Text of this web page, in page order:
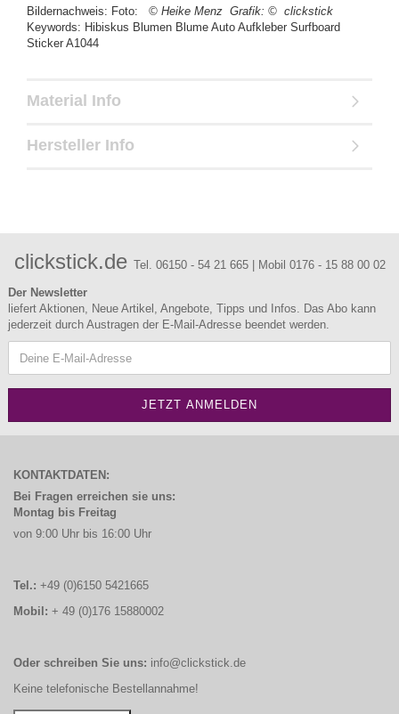
Bildernachweis: Foto: © Heike Menz Grafik: © clickstick
Keywords: Hibiskus Blumen Blume Auto Aufkleber Surfboard
Sticker A1044
Material Info
Hersteller Info
clickstick.de Tel. 06150 - 54 21 665 | Mobil 0176 - 15 88 00 02
Der Newsletter
liefert Aktionen, Neue Artikel, Angebote, Tipps und Infos. Das Abo kann
jederzeit durch Austragen der E-Mail-Adresse beendet werden.
KONTAKTDATEN:
Bei Fragen erreichen sie uns:
Montag bis Freitag
von 9:00 Uhr bis 16:00 Uhr
Tel.: +49 (0)6150 5421665
Mobil: + 49 (0)176 15880002
Oder schreiben Sie uns: info@clickstick.de
Keine telefonische Bestellannahme!